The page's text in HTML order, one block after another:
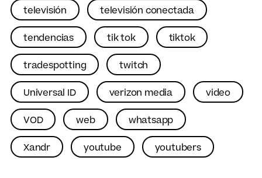
televisión televisión conectada
tendencias tik tok tiktok
tradespotting twitch
Universal ID verizon media video
VOD web whatsapp
Xandr youtube youtubers